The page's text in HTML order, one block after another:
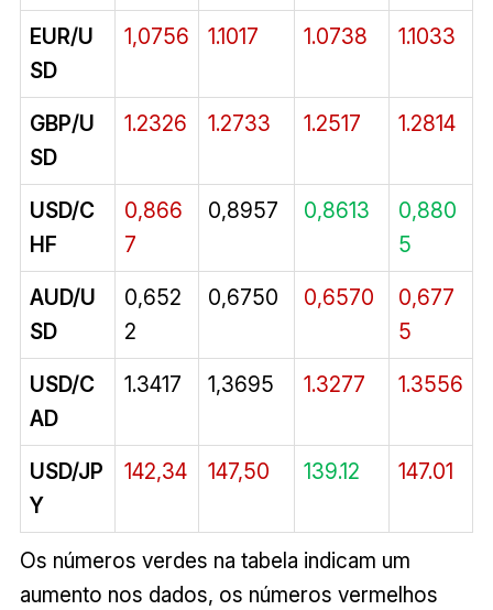
EUR/U
SD
1,0756 1.1017 1.0738 1.1033
GBP/U
SD
1.2326 1.2733 1.2517 1.2814
USD/C
HF
0,866
7
0,8957 0,8613
0,880
5
AUD/U
SD
0,652
2
0,6750 0,6570
0,677
5
USD/C
AD
1.3417 1,3695 1.3277 1.3556
USD/JP
Y
142,34 147,50 139.12 147.01
Os números verdes na tabela indicam um
aumento nos dados, os números vermelhos